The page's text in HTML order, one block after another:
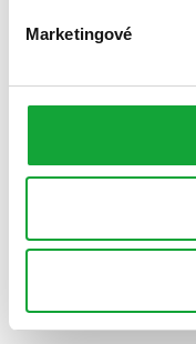
Marketingové